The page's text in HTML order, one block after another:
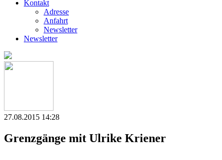
Kontakt
Adresse
Anfahrt
Newsletter
Newsletter
27.08.2015 14:28
Grenzgänge mit Ulrike Kriener